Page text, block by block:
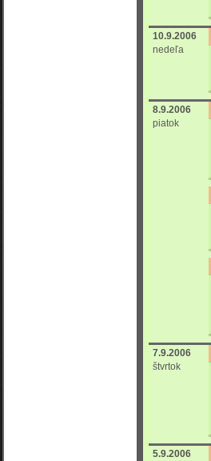
10.9.2006
nedeľa
8.9.2006
piatok
7.9.2006
štvrtok
5.9.2006